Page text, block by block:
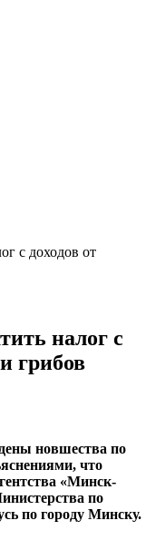
с доходов от
налог с
грибов
новшества по
что
«Минск-
по
по городу Минску.